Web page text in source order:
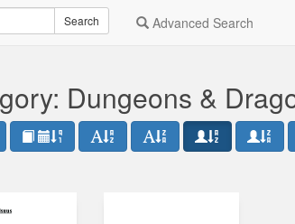
Search Advanced Search
Dungeons &